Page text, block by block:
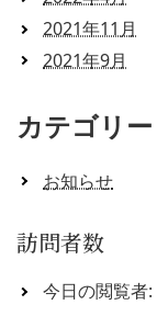
2021年11月
2021年9月
カテゴリー
お知らせ
訪問者数
今日の閲覧者: